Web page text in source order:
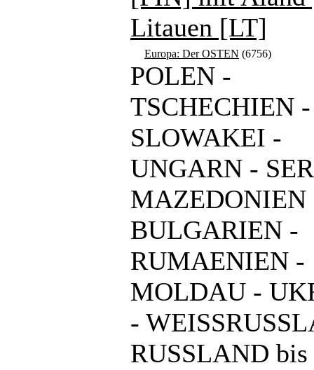
Litauen [LT]
Europa: Der OSTEN (6756)
POLEN -
TSCHECHIEN -
SLOWAKEI -
UNGARN -
MAZEDONIEN
BULGARIEN -
RUMAENIEN -
MOLDAU -
-
RUSSLAND bis